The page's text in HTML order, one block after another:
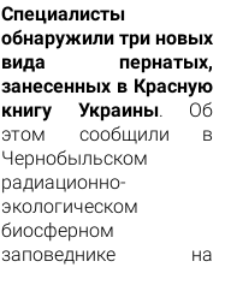
Специалисты
обнаружили три новых
вида пернатых,
занесенных в Красную
книгу Украины. Об
этом сообщили в
Чернобыльском
радиационно-
экологическом
биосферном
заповеднике на